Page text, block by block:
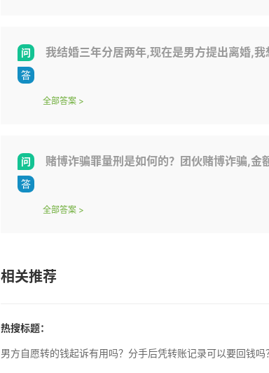
我结婚三年分居两年,现在是男方提出离婚,我想离婚,可是我觉得他要离婚耽搁我这么长时间,我想要求男方赔偿我青春
全部答案 >
赌博诈骗罪量刑是如何的？团伙赌博诈骗,金
全部答案 >
相关推荐
热搜标题：
男方自愿转的钱起诉有用吗？分手后凭转账记录可以要回钱吗